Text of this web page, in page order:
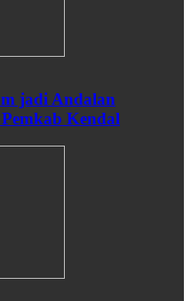
jadi Andalan
Kendal